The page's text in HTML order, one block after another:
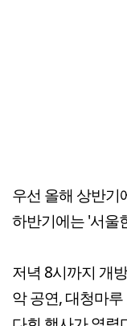
우선 올해 상반기
하반기에는 '서울
저녁 8시까지 개
악 공연, 대청마